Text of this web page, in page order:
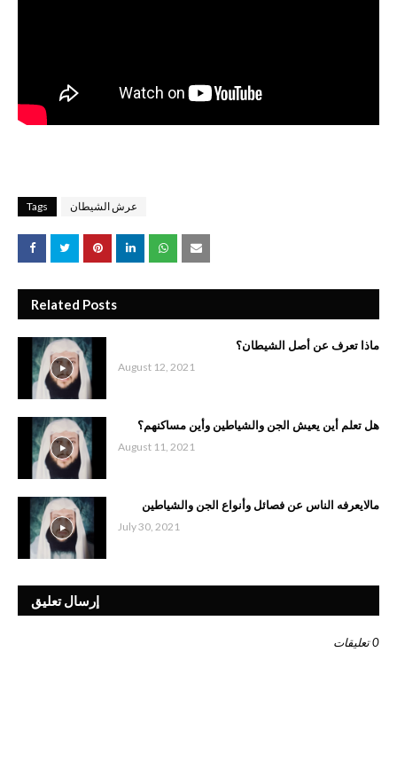
Tags عرش الشيطان
Related Posts
ماذا تعرف عن أصل الشيطان؟
August 12, 2021
هل تعلم أين يعيش الجن والشياطين وأين مساكنهم؟
August 11, 2021
مالايعرفه الناس عن فصائل وأنواع الجن والشياطين
July 30, 2021
إرسال تعليق
0 تعليقات